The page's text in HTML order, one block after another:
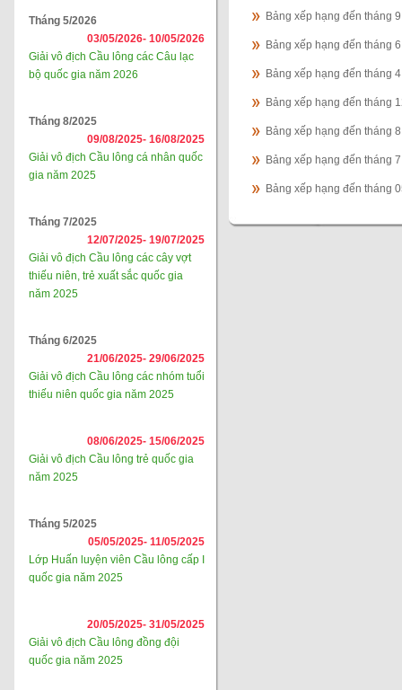
Tháng 5/2026
03/05/2026- 10/05/2026
Giải vô địch Cầu lông các Câu lạc
bộ quốc gia năm 2026
Tháng 8/2025
09/08/2025- 16/08/2025
Giải vô địch Cầu lông cá nhân quốc
gia năm 2025
Tháng 7/2025
12/07/2025- 19/07/2025
Giải vô địch Cầu lông các cây vợt
thiếu niên, trẻ xuất sắc quốc gia
năm 2025
Tháng 6/2025
21/06/2025- 29/06/2025
Giải vô địch Cầu lông các nhóm tuổi
thiếu niên quốc gia năm 2025
08/06/2025- 15/06/2025
Giải vô địch Cầu lông trẻ quốc gia
năm 2025
Tháng 5/2025
05/05/2025- 11/05/2025
Lớp Huấn luyện viên Cầu lông cấp I
quốc gia năm 2025
20/05/2025- 31/05/2025
Giải vô địch Cầu lông đồng đội
quốc gia năm 2025
Bảng xếp hạng đến tháng
Bảng xếp hạng đến tháng
Bảng xếp hạng đến tháng
Bảng xếp hạng đến tháng
Bảng xếp hạng đến tháng
Bảng xếp hạng đến tháng
Bảng xếp hạng đến tháng